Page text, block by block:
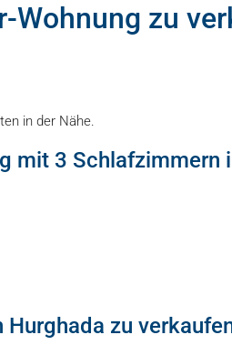
Wohnung zu
in der Nähe.
mit 3 Schlafzimmern
zu